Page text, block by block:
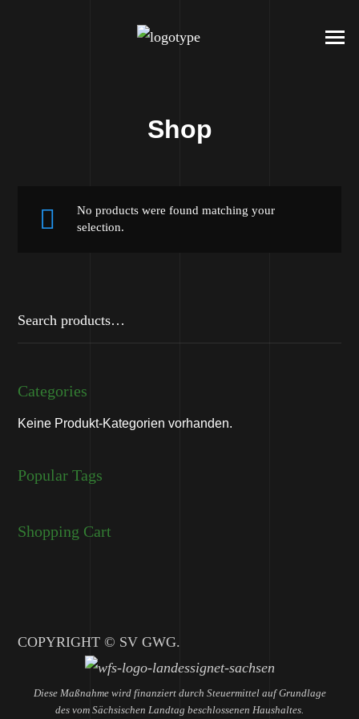
Shop
No products were found matching your
selection.
Categories
Keine Produkt-Kategorien vorhanden.
Popular Tags
Shopping Cart
COPYRIGHT © SV GWG.
Diese Maßnahme wird finanziert durch Steuermittel auf Grundlage
des vom Sächsischen Landtag beschlossenen Haushaltes.